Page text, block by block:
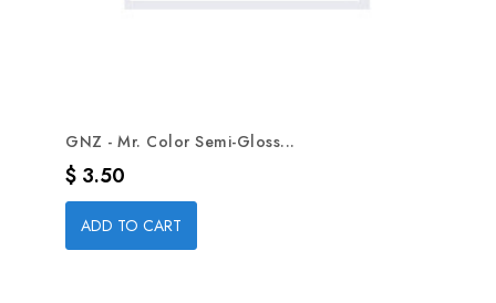
GNZ - Mr. Color Semi-Gloss...
Precio
$ 3.50
ADD TO CART